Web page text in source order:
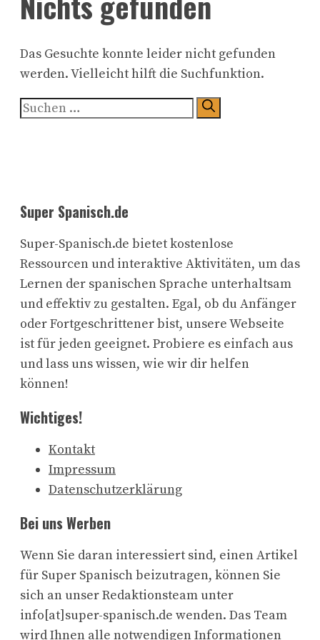
Das Gesuchte konnte leider nicht gefunden
werden. Vielleicht hilft die Suchfunktion.
Suchen
Super Spanisch.de
Super-Spanisch.de bietet kostenlose
Ressourcen und interaktive Aktivitäten, um das
Lernen der spanischen Sprache unterhaltsam
und effektiv zu gestalten. Egal, ob du Anfänger
oder Fortgeschrittener bist, unsere Webseite
ist für jeden geeignet. Probiere es einfach aus
und lass uns wissen, wie wir dir helfen
können!
Wichtiges!
Kontakt
Impressum
Datenschutzerklärung
Bei uns Werben
Wenn Sie daran interessiert sind, einen Artikel
für Super Spanisch beizutragen, können Sie
sich an unser Redaktionsteam unter
info[at]super-spanisch.de wenden. Das Team
wird Ihnen alle notwendigen Informationen